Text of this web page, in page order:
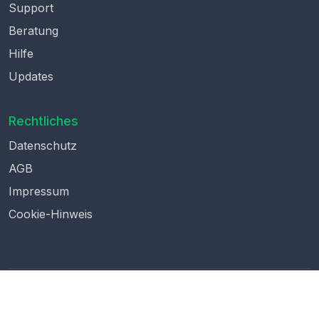
Support
Beratung
Hilfe
Updates
Rechtliches
Datenschutz
AGB
Impressum
Cookie-Hinweis